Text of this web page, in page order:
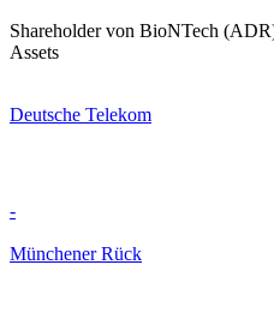
Shareholder von BioNTech
Assets
Deutsche Telekom
-
Münchener Rück